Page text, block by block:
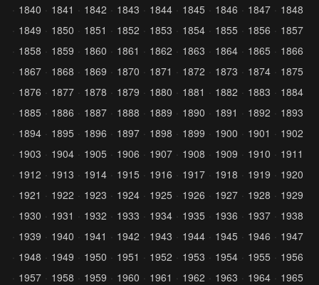
1840
1841 1842 1843 1844 1845 1846 1847
1848
1849
1850 1851 1852 1853 1854 1855 1856
1857
1858
1859 1860 1861 1862 1863 1864 1865
1866
1867
1868 1869 1870 1871 1872 1873 1874
1875
1876
1877 1878 1879 1880 1881 1882 1883
1884
1885
1886 1887 1888 1889 1890 1891 1892
1893
1894
1895 1896 1897 1898 1899 1900 1901
1902
1903
1904 1905 1906 1907 1908 1909 1910
1911
1912
1913 1914 1915 1916 1917 1918 1919
1920
1921
1922 1923 1924 1925 1926 1927 1928
1929
1930
1931 1932 1933 1934 1935 1936 1937
1938
1939
1940 1941 1942 1943 1944 1945 1946
1947
1948
1949 1950 1951 1952 1953 1954 1955
1956
1957
1958 1959 1960 1961 1962 1963 1964
1965